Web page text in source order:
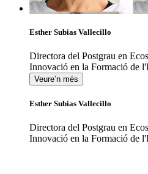
Esther Subias Vallecillo
Directora del Postgrau en
Innovació en la Formació de
Veure’n més
Esther Subias Vallecillo
Directora del Postgrau en
Innovació en la Formació de